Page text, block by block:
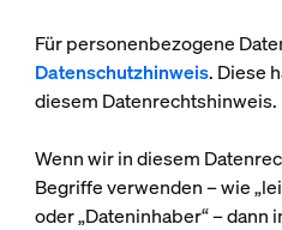
Für personenbezogene
Datenschutzhinweis. Diese
diesem Datenrechtshinweis.
Wenn wir in diesem
Begriffe verwenden – wie
oder „Dateninhaber“ – dann